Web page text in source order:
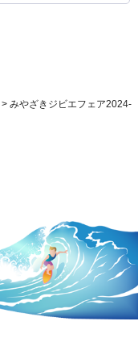
> みやざきジビエフェア2024-